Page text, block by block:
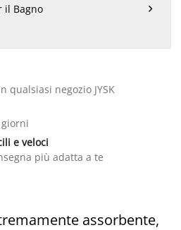
il Bagno 
qualsiasi negozio JYSK
e veloci
più adatta a te
assorbente,